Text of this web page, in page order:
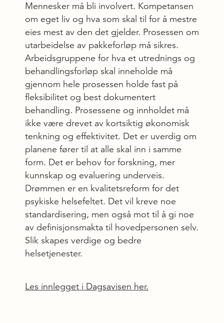
Mennesker må bli involvert. Kompetansen
om eget liv og hva som skal til for å mestre
eies mest av den det gjelder. Prosessen om
utarbeidelse av pakkeforløp må sikres.
Arbeidsgruppene for hva et utrednings og
behandlingsforløp skal inneholde må
gjennom hele prosessen holde fast på
fleksibilitet og best dokumentert
behandling. Prosessene og innholdet må
ikke være drevet av kortsiktig økonomisk
tenkning og effektivitet. Det er uverdig om
planene fører til at alle skal inn i samme
form. Det er behov for forskning, mer
kunnskap og evaluering underveis.
Drømmen er en kvalitetsreform for det
psykiske helsefeltet. Det vil kreve noe
standardisering, men også mot til å gi noe
av definisjonsmakta til hovedpersonen selv.
Slik skapes verdige og bedre
helsetjenester.
Les innlegget i Dagsavisen her.